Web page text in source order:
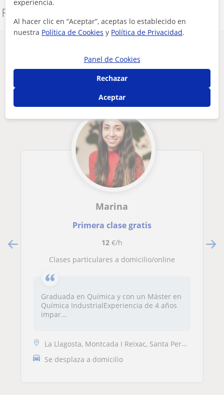
Solità I Plegamans que pueden
interesarte
Marina
Primera clase gratis
12€/h
Clases particulares a domicilio/online
Graduada en Química y con un Máster en
Química IndustrialExperiencia de 4 años
impar...
La Llagosta, Montcada I Reixac, Santa Perpètua de Mogoda, Palau-Solità...
Se desplaza a domicilio
experiencia.
Al hacer clic en “Aceptar”, aceptas lo establecido en
nuestra Política de Cookies y Política de Privacidad.
Panel de Cookies
Rechazar
Aceptar